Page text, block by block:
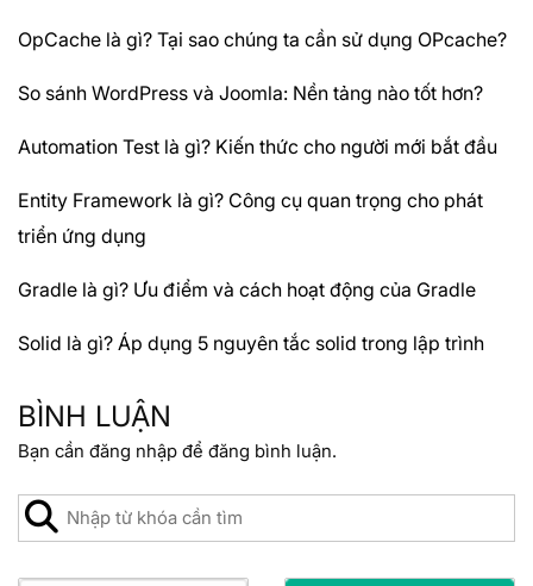
OpCache là gì? Tại sao chúng ta cần sử dụng OPcache?
So sánh WordPress và Joomla: Nền tảng nào tốt hơn?
Automation Test là gì? Kiến thức cho người mới bắt đầu
Entity Framework là gì? Công cụ quan trọng cho phát
triển ứng dụng
Gradle là gì? Ưu điểm và cách hoạt động của Gradle
Solid là gì? Áp dụng 5 nguyên tắc solid trong lập trình
BÌNH LUẬN
Bạn cần đăng nhập để đăng bình luận.